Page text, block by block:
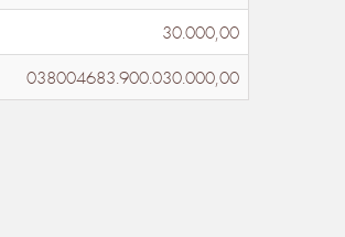
30.000,00
038004683.900.030.000,00